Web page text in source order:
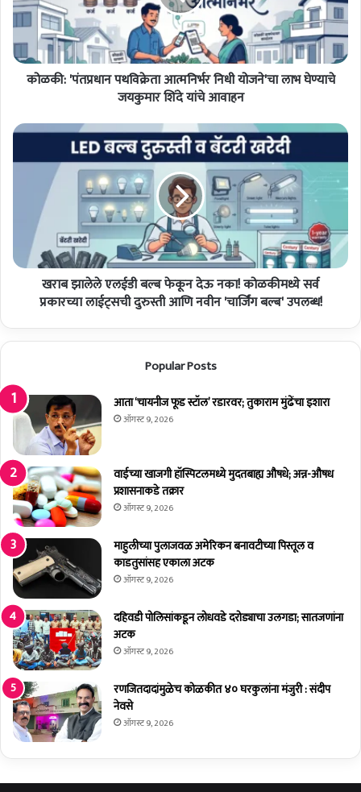
पं
त
प्र
धा
वि
ता
नि
ने
ला
भ
घे
चे
ज
य
कु
मा
र
शिं
दे
यां
चे
आ
वा
ह
न
कोळकी: 'पंतप्रधान पथविक्रेता आत्मनिर्भर निधी योजने'चा लाभ घेण्याचे
जयकुमार शिंदे यांचे आवाहन
ख
ब
ई
फे
दे
ऊ
न
!
को
ळ
की
म
ध्ये
स
र्व
प्र
का
र
च्या
ला
ई
ट्स
ची
दु
रु
स्ती
खराब झालेले एलईडी बल्ब फेकून देऊ नका! कोळकीमध्ये सर्व
प्रकारच्या लाईट्सची दुरुस्ती आणि नवीन 'चार्जिंग बल्ब' उपलब्ध!
Popular Posts
आता ‘चायनीज फूड स्टॉल’ रडारवर; तुकाराम मुंढेंचा इशारा
ऑगस्ट 9, 2026
वाईच्या खाजगी हॉस्पिटलमध्ये मुदतबाह्य औषधे; अन्न-औषध
प्रशासनाकडे तक्रार
ऑगस्ट 9, 2026
माहुलीच्या पुलाजवळ अमेरिकन बनावटीच्या पिस्तूल व
काडतुसांसह एकाला अटक
ऑगस्ट 9, 2026
दहिवडी पोलिसांकडून लोधवडे दरोड्याचा उलगडा; सातजणांना
अटक
ऑगस्ट 9, 2026
रणजितदादांमुळेच कोळकीत ४० घरकुलांना मंजुरी : संदीप
नेवसे
ऑगस्ट 9, 2026